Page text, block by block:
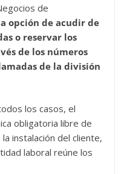
de
opción de acudir de
o reservar los
de los números
de la división
los casos, el
obligatoria libre de
instalación del cliente,
laboral reúne los